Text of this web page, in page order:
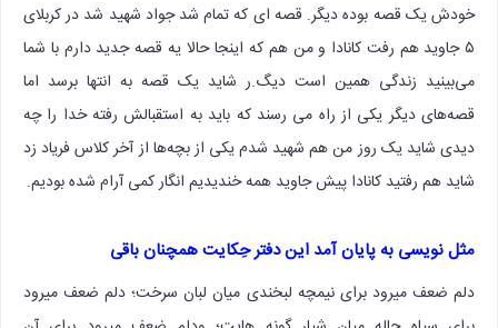
خودش یک قصه بوده دیگر. قصه ای که تمام شد جواد شهید شد در کربلای
۵ جاوید هم رفت کانادا و من هم که اینجا حالا یه قصه جدید دارم با شما
می‌بینید زندگی همین است دیگ.ر شاید یک قصه به انتها برسد اما
قصه‌های دیگر یکی از راه می رسند که باید به استقبالش رفته خدا را چه
دیدی شاید یک روز من هم شهید شدم یکی از بچه‌ها از آخر کلاس فریاد زد
شاید هم رفتید کانادا پیش جاوید همه خندیدیم انگار کمی آرام شده بودیم.
مثل نویسی به پایان آمد این دفتر حِکایت همچنان باقی
دلم ضعف میرود برای نیمچه لبخندی میان لبان سرخت؛ دلم ضعف میرود